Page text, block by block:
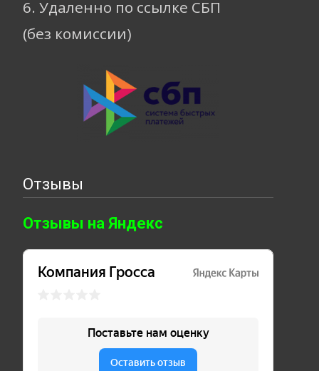
6. Удаленно по ссылке СБП
(без комиссии)
Отзывы
Отзывы на Яндекс